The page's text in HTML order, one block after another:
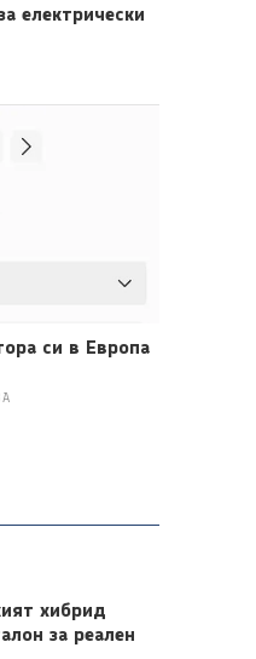
електрически
си в Европа
хибрид
за реален